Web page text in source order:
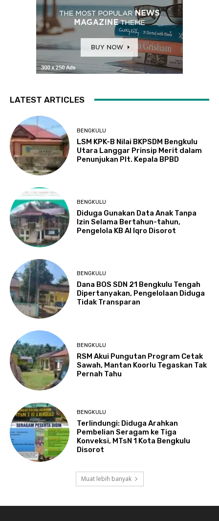
LATEST ARTICLES
BENGKULU
LSM KPK-B Nilai BKPSDM Bengkulu
Utara Langgar Prinsip Merit dalam
Penunjukan Plt. Kepala BPBD
BENGKULU
Diduga Gunakan Data Anak Tanpa
Izin Selama Bertahun-tahun,
Pengelola KB Al Iqro Disorot
BENGKULU
Dana BOS SDN 21 Bengkulu Tengah
Dipertanyakan, Pengelolaan Diduga
Tidak Transparan
BENGKULU
RSM Akui Pungutan Program Cetak
Sawah, Mantan Koorlu Tegaskan Tak
Pernah Tahu
BENGKULU
Terlindungi: Diduga Arahkan
Pembelian Seragam ke Tiga
Konveksi, MTsN 1 Kota Bengkulu
Disorot
Muat lebih banyak